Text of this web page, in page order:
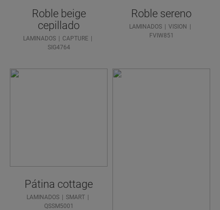
Roble beige
cepillado
LAMINADOS
CAPTURE
SIG4764
Roble sereno
LAMINADOS
VISION
FVIW851
Pátina cottage
LAMINADOS
SMART
QSSM5001